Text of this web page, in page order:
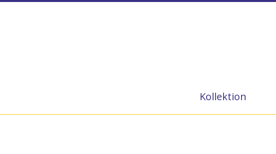
Kollektion